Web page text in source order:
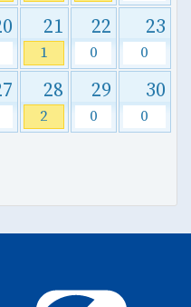
21
1
22
0
23
0
28
2
29
0
30
0